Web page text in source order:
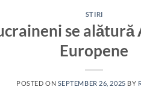
STIRI
se alătură
Europene
POSTED ON SEPTEMBER 26, 2025 BY